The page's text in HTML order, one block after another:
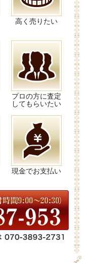
高く売りたい
プロの方に査定
してもらいたい
現金でお支払い